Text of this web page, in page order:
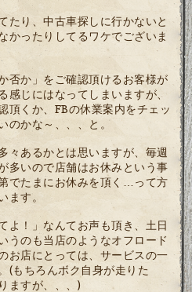
たり、中古車探しに行かないと
かったりしてるワケでございま
否か」をご確認頂けるお客様が
感じにはなってしまいますが、
頂くか、FBの休業案内をチェッ
のかな～、、、と。
々あるかとは思いますが、毎週
多いので店舗はお休みという事
でたまにお休みを頂く…って方
ます。
よ！」なんてお声も頂き、土日
うのも当店のようなオフロード
お店にとっては、サービスの一
(もちろんボク自身が走りた
ますが、、、)